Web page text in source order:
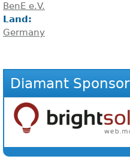
BenE e.V.
Land:
Germany
Diamant Sponsor